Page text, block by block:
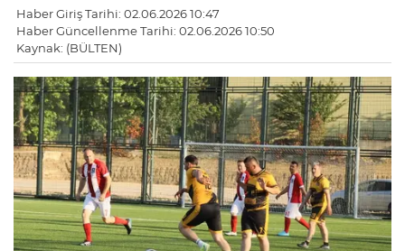
Haber Giriş Tarihi: 02.06.2026 10:47
Haber Güncellenme Tarihi: 02.06.2026 10:50
Kaynak: (BÜLTEN)